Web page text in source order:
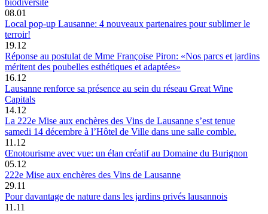
08.01
Local pop-up Lausanne: 4 nouveaux partenaires pour sublimer le
terroir!
19.12
Réponse au postulat de Mme Françoise Piron: «Nos parcs et jardins
méritent des poubelles esthétiques et adaptées»
16.12
Lausanne renforce sa présence au sein du réseau Great Wine
Capitals
14.12
La 222e Mise aux enchères des Vins de Lausanne s’est tenue
samedi 14 décembre à l’Hôtel de Ville dans une salle comble.
11.12
Œnotourisme avec vue: un élan créatif au Domaine du Burignon
05.12
222e Mise aux enchères des Vins de Lausanne
29.11
Pour davantage de nature dans les jardins privés lausannois
11.11